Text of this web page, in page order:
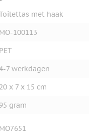
met haak
MO-100113
PET
7 werkdagen
20 x 7 x 15 cm
95 gram
MO7651